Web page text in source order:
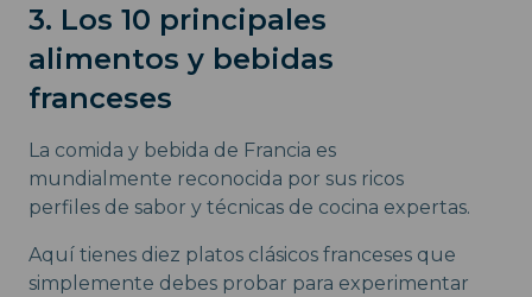
3. Los 10 principales
alimentos y bebidas
franceses
La comida y bebida de Francia es
mundialmente reconocida por sus ricos
perfiles de sabor y técnicas de cocina expertas.
Aquí tienes diez platos clásicos franceses que
simplemente debes probar para experimentar